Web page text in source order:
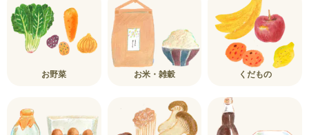
お野菜 お米・雑穀 くだもの